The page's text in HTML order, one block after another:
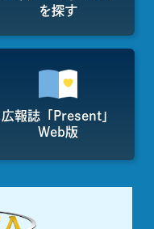
を探す
広報誌「Present」
Web版